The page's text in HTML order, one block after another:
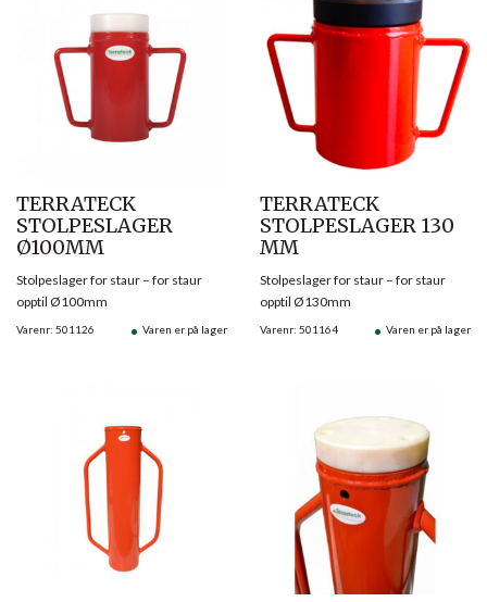
TERRATECK
STOLPESLAGER
Ø100MM
Varenr: 501126 Varen er på lager
Stolpeslager for staur – for staur
opptil Ø100mm
TERRATECK
STOLPESLAGER 130
MM
Varenr: 501164 Varen er på lager
Stolpeslager for staur – for staur
opptil Ø130mm